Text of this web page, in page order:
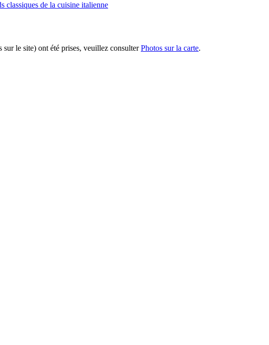
classiques de la cuisine italienne
le site) ont été prises, veuillez consulterPhotos sur la carte.